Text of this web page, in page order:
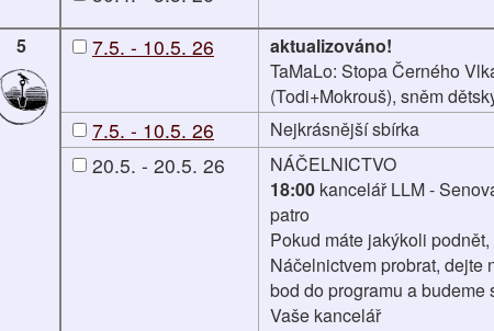
5 7.5. - 10.5. 26
aktualizováno!
TaMaLo: Stopa Černého
(Todi+Mokrouš), sněm
7.5. - 10.5. 26 Nejkrásnější sbírka
20.5. - 20.5. 26
NÁČELNICTVO
18:00 kancelář LLM -
patro
Pokud máte jakýkoli
Náčelnictvem probrat, dejte
bod do programu a budeme
Vaše kancelář